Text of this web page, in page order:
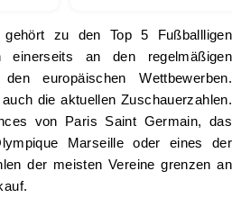
zu den Top 5 Fußballligen
an den regelmäßigen
europäischen Wettbewerben.
die aktuellen Zuschauerzahlen.
von Paris Saint Germain, das
Marseille oder eines der
der meisten Vereine grenzen an